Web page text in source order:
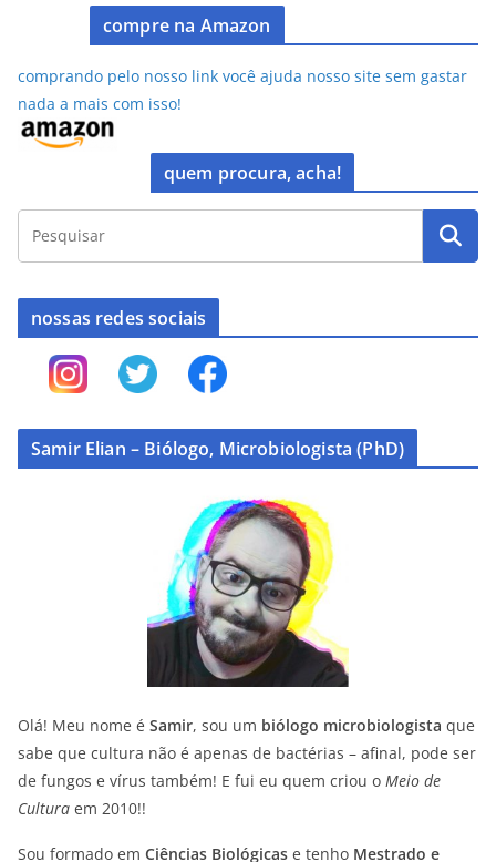
compre na Amazon
comprando pelo nosso link você ajuda nosso site sem gastar
nada a mais com isso!
quem procura, acha!
nossas redes sociais
Samir Elian – Biólogo, Microbiologista (PhD)
Olá! Meu nome é Samir, sou um biólogo microbiologista que
sabe que cultura não é apenas de bactérias – afinal, pode ser
de fungos e vírus também! E fui eu quem criou o Meio de
Cultura em 2010!!
Sou formado em Ciências Biológicas e tenho Mestrado e